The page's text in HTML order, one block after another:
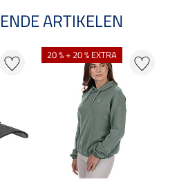
ARTIKELEN
20 % + 20 % EXTRA